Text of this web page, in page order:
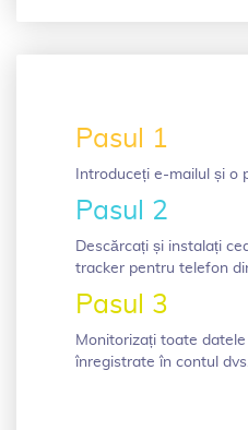
Pasul 1
Introduceți e-mailul și o
Pasul 2
Descărcați și instalați
tracker pentru telefon
Pasul 3
Monitorizați toate
înregistrate în contul